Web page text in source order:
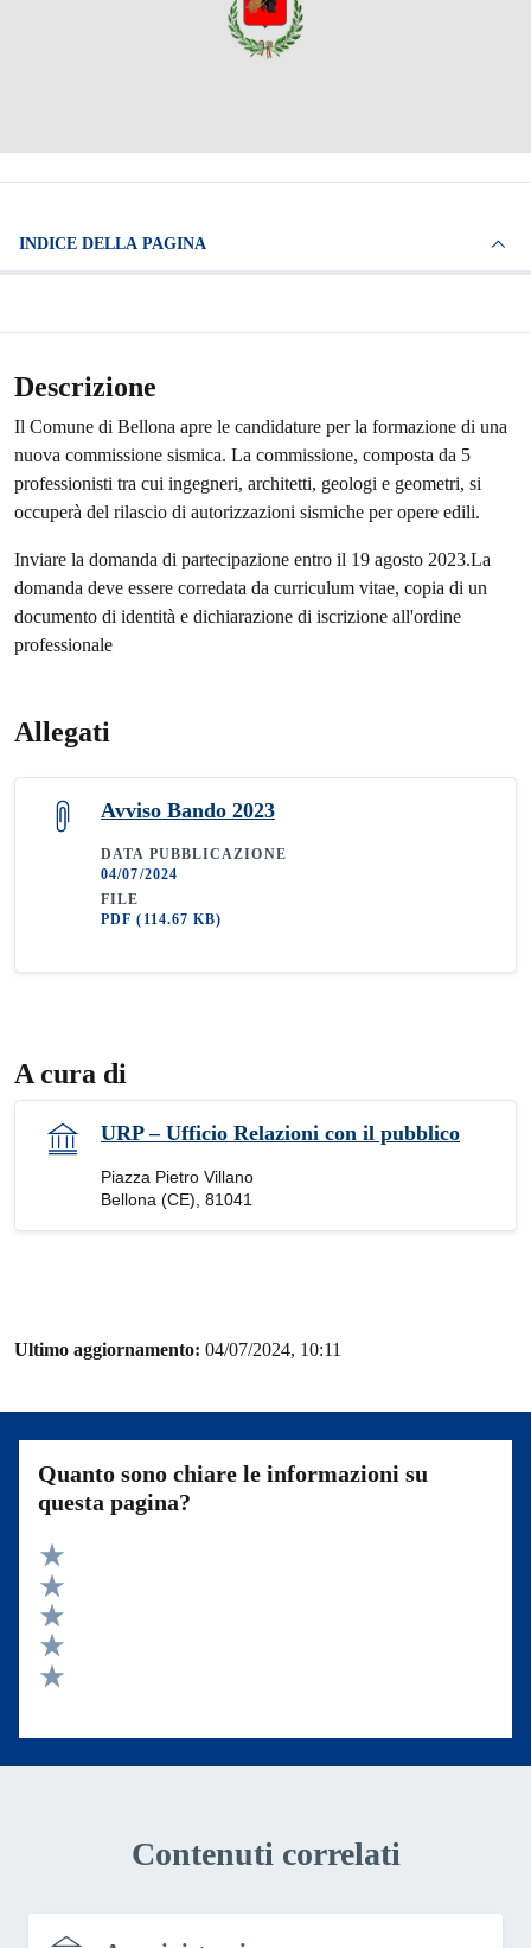
INDICE DELLA PAGINA
Descrizione
Il Comune di Bellona apre le candidature per la formazione di una
nuova commissione sismica. La commissione, composta da 5
professionisti tra cui ingegneri, architetti, geologi e geometri, si
occuperà del rilascio di autorizzazioni sismiche per opere edili.
Inviare la domanda di partecipazione entro il 19 agosto 2023.La
domanda deve essere corredata da curriculum vitae, copia di un
documento di identità e dichiarazione di iscrizione all'ordine
professionale
Allegati
Avviso Bando 2023
DATA PUBBLICAZIONE
04/07/2024
FILE
PDF(114.67 KB)
A cura di
URP – Ufficio Relazioni con il pubblico
Piazza Pietro Villano
Bellona (CE), 81041
Ultimo aggiornamento: 04/07/2024, 10:11
Quanto sono chiare le informazioni su
questa pagina?
Valuta 5 stelle su 5
Valuta 4 stelle su 5
Valuta 3 stelle su 5
Valuta 2 stelle su 5
Contenuti correlati